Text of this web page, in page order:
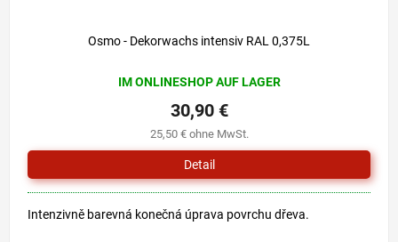
Osmo - Dekorwachs intensiv RAL 0,375L
IM ONLINESHOP AUF LAGER
25,50 € ohne MwSt.
30,90 €
Detail
Intenzivně barevná konečná úprava povrchu dřeva.